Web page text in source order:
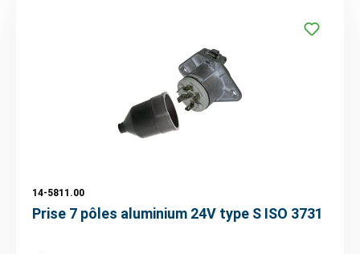
14-5811.00
Prise 7 pôles aluminium 24V type S ISO 3731